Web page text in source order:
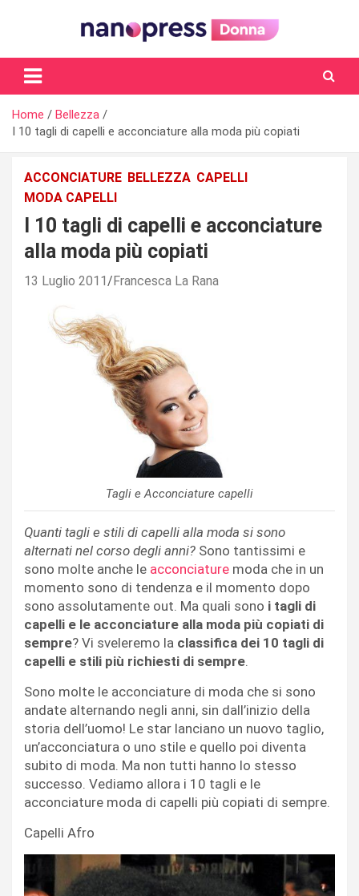
Il magazine femminile di Nanopress.it
Home
Bellezza
I 10 tagli di capelli e acconciature alla moda più copiati
ACCONCIATURE BELLEZZA CAPELLI
MODA CAPELLI
I 10 tagli di capelli e acconciature
alla moda più copiati
13 Luglio 2011 Francesca La Rana
Tagli e Acconciature capelli
Quanti tagli e stili di capelli alla moda si sono
alternati nel corso degli anni? Sono tantissimi e
sono molte anche le acconciature moda che in un
momento sono di tendenza e il momento dopo
sono assolutamente out. Ma quali sono i tagli di
capelli e le acconciature alla moda più copiati di
sempre? Vi sveleremo la classifica dei 10 tagli di
capelli e stili più richiesti di sempre.
Sono molte le acconciature di moda che si sono
andate alternando negli anni, sin dall’inizio della
storia dell’uomo! Le star lanciano un nuovo taglio,
un’acconciatura o uno stile e quello poi diventa
subito di moda. Ma non tutti hanno lo stesso
successo. Vediamo allora i 10 tagli e le
acconciature moda di capelli più copiati di sempre.
Capelli Afro